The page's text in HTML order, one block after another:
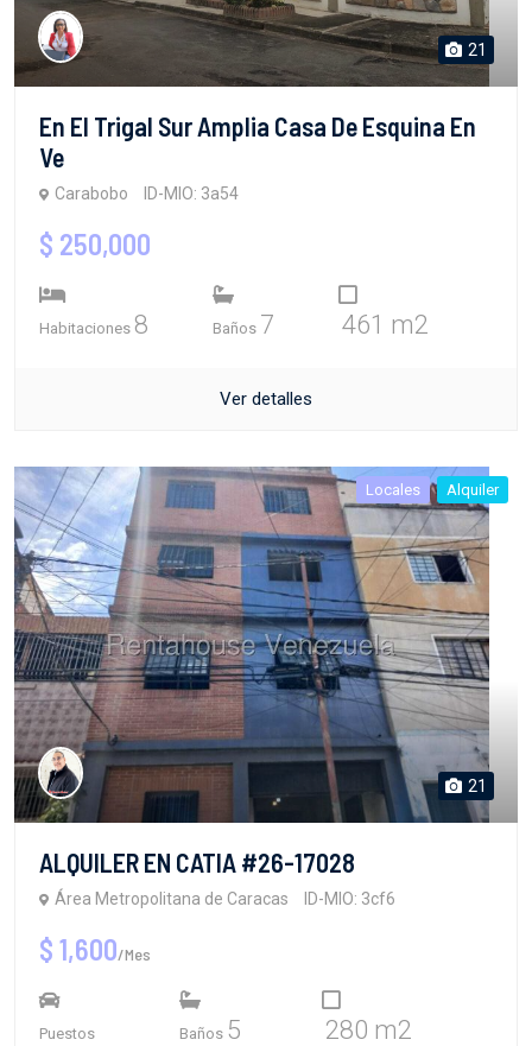
21
En El Trigal Sur Amplia Casa De Esquina En
Ve
Carabobo ID-MIO: 3a54
$ 250,000
Habitaciones 8 Baños 7 461 m2
Ver detalles
Locales Alquiler
21
ALQUILER EN CATIA #26-17028
Área Metropolitana de Caracas ID-MIO: 3cf6
$ 1,600/Mes
Puestos Baños 5 280 m2